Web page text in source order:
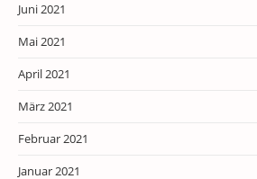
Juni 2021
Mai 2021
April 2021
März 2021
Februar 2021
Januar 2021